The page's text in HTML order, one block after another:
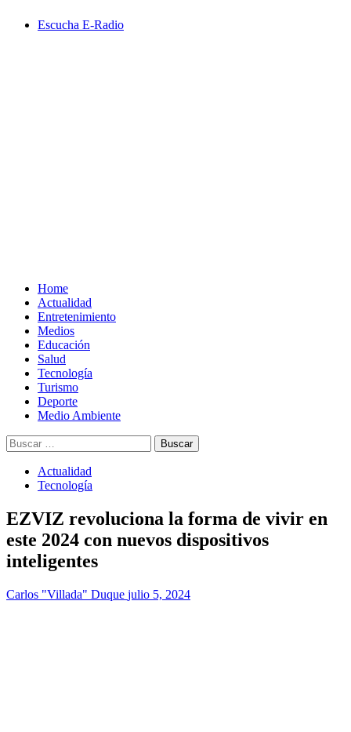
Escucha E-Radio
Home
Actualidad
Entretenimiento
Medios
Educación
Salud
Tecnología
Turismo
Deporte
Medio Ambiente
Buscar:
Actualidad
Tecnología
EZVIZ revoluciona la forma de vivir en
este 2024 con nuevos dispositivos
inteligentes
Carlos "Villada" Duque julio 5, 2024